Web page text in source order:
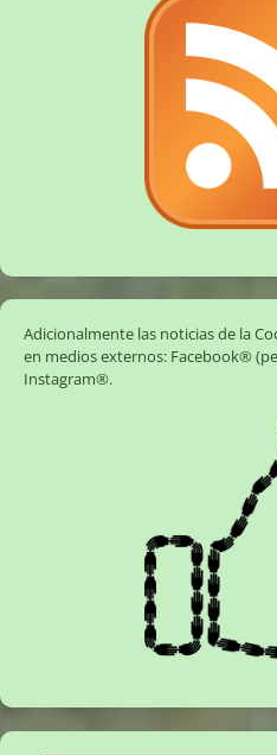
Adicionalmente las noticias de la
en medios externos: Facebook®
Instagram®.